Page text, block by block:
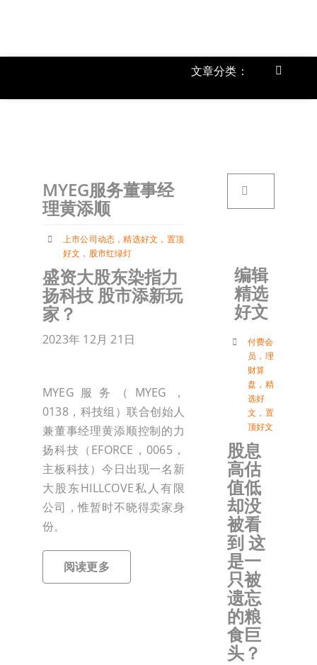
文章分类：
Toggle
MYEG服务董事经
理黄添顺
上市公司动态 ，精选好文 ， 置顶
好文 ， 股市红绿灯
盛资大股东染指力
扬科技 股市添新玩
家？
2023年 12月 21日
MYEG服务（MYEG，
0138，科技组）联合创始人
兼董事经理黄添顺控制的力
扬科技（EFORCE，0065，
主板科技）今日出现一名新
大股东HILLCOVE私人有限
公司，惟暂时不晓得卖家身
份。
阅读更多
编辑
精选
好文
付费会
员 ， 理
财算
盘 ， 精
选好
文 ， 置
顶好文
股息
高估
值低
却没
被看
到 这
是一
只被
遗忘
的粮
食巨
头？